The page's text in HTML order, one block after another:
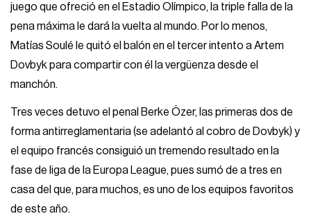
juego que ofreció en el Estadio Olímpico, la triple falla de la
pena máxima le dará la vuelta al mundo. Por lo menos,
Matías Soulé le quitó el balón en el tercer intento a Artem
Dovbyk para compartir con él la vergüenza desde el
manchón.
Tres veces detuvo el penal Berke Özer, las primeras dos de
forma antirreglamentaria (se adelantó al cobro de Dovbyk) y
el equipo francés consiguió un tremendo resultado en la
fase de liga de la Europa League, pues sumó de a tres en
casa del que, para muchos, es uno de los equipos favoritos
de este año.